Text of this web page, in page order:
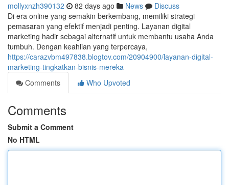
mollyxnzh390132 82 days ago News
Discuss
Di era online yang semakin berkembang, memiliki strategi
pemasaran yang efektif menjadi penting. Layanan digital
marketing hadir sebagai alternatif untuk membantu usaha Anda
tumbuh. Dengan keahlian yang terpercaya,
https://carazvbm497838.blogtov.com/20904900/layanan-digital-
marketing-tingkatkan-bisnis-mereka
Comments
Who Upvoted
Comments
Submit a Comment
No HTML